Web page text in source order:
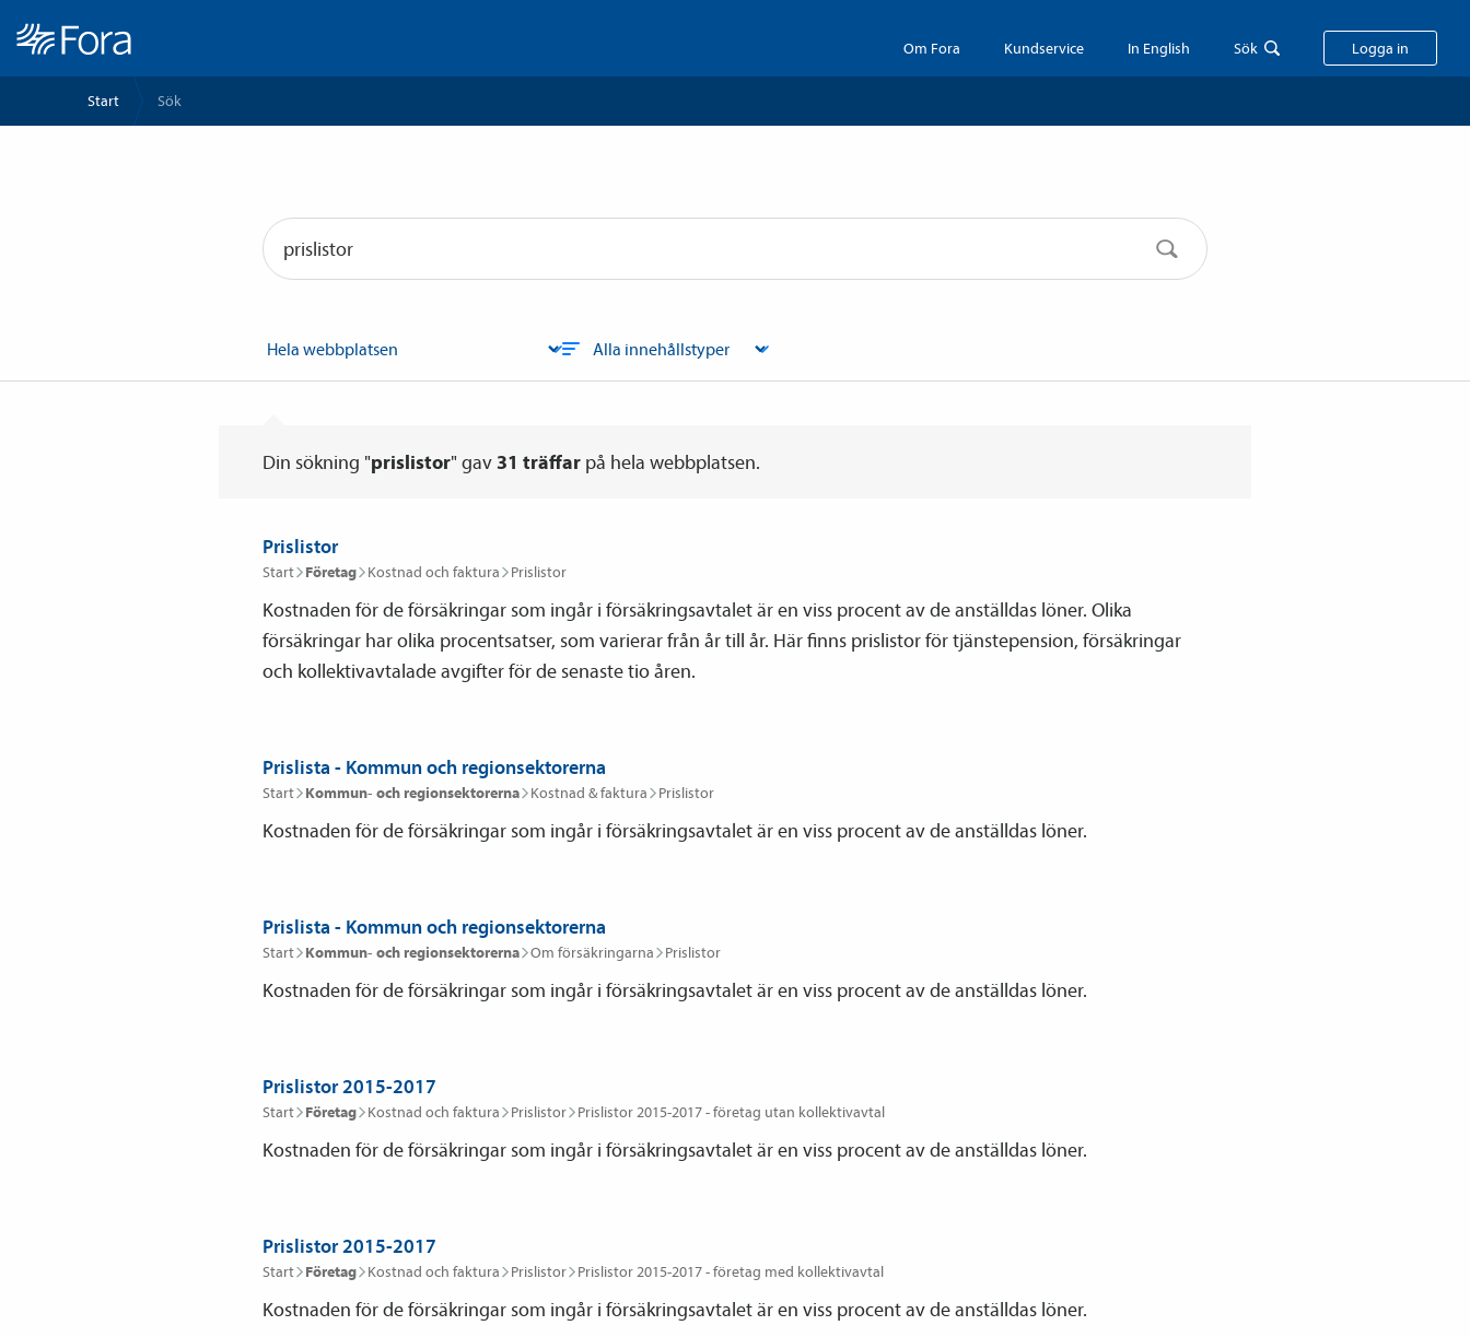
Om Fora Kundservice In English Sök Logga in
Start Sök
Din sökning "prislistor" gav 31 träffar på hela webbplatsen.
Prislistor
Start Företag Kostnad och faktura Prislistor
Kostnaden för de försäkringar som ingår i försäkringsavtalet är en viss procent av de anställdas löner. Olika
försäkringar har olika procentsatser, som varierar från år till år. Här finns prislistor för tjänstepension, försäkringar
och kollektivavtalade avgifter för de senaste tio åren.
Prislista - Kommun och regionsektorerna
Start Kommun- och regionsektorerna Kostnad & faktura Prislistor
Kostnaden för de försäkringar som ingår i försäkringsavtalet är en viss procent av de anställdas löner.
Prislista - Kommun och regionsektorerna
Start Kommun- och regionsektorerna Om försäkringarna Prislistor
Kostnaden för de försäkringar som ingår i försäkringsavtalet är en viss procent av de anställdas löner.
Prislistor 2015-2017
Start Företag Kostnad och faktura Prislistor Prislistor 2015-2017 - företag utan kollektiv­avtal
Kostnaden för de försäkringar som ingår i försäkringsavtalet är en viss procent av de anställdas löner.
Prislistor 2015-2017
Start Företag Kostnad och faktura Prislistor Prislistor 2015-2017 - företag med kollektiv­avtal
Kostnaden för de försäkringar som ingår i försäkringsavtalet är en viss procent av de anställdas löner.